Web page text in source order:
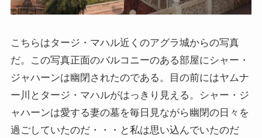
こちらはタージ・マハル近くのアグラ城からの写真
だ。この写真正面のバルコニーのある部屋にシャー・
ジャハーンは幽閉されたのである。目の前にはヤムナ
ー川とタージ・マハルがはっきり見える。シャー・ジ
ャハーンは愛する妻の墓を毎日見ながら幽閉の日々を
過ごしていたのだ・・・と私は思い込んでいたのだ